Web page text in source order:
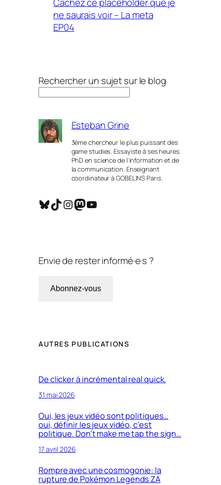
ne saurais voir – La meta
EP04
Rechercher un sujet sur le blog
Esteban Grine
3ème chercheur le plus puissant des
game studies. Essayiste à ses heures.
PhD en science de l’information et de
la communication. Enseignant
coordinateur à GOBELINS Paris.
Bluesky TikTok InstagramMastodon YouTube
Envie de rester informé·e·s ?
Abonnez-vous
AUTRES PUBLICATIONS
De clicker à incrémental real quick.
31 mai 2026
Oui, les jeux vidéo sont politiques…
oui, définir les jeux vidéo, c’est
politique. Don’t make me tap the sign…
17 avril 2026
Rompre avec une cosmogonie: la
rupture de Pokémon Legends ZA